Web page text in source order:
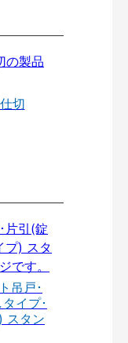
切
吊戸･
イプ･
スタン